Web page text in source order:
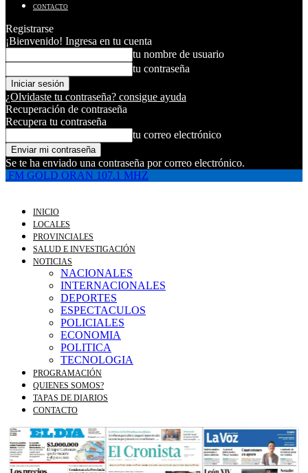
CONTACTO
Registrarse
¡Bienvenido! Ingresa en tu cuenta
tu nombre de usuario
tu contraseña
¿Olvidaste tu contraseña? consigue ayuda
Recuperación de contraseña
Recupera tu contraseña
tu correo electrónico
Se te ha enviado una contraseña por correo electrónico.
FM GOLD ORAN 107.1 MHZ
INICIO
LOCALES
PROVINCIALES
SALUD E INVESTIGACIÓN
NOTICIAS
NACIONALES
INTERNACIONALES
DEPORTES
ESPECTACULOS
POLICIALES
ECONOMIA
POLITICA
TECNOLOGIA
PROGRAMACIÓN
QUIENES SOMOS?
TAPAS DE DIARIOS
CONTACTO